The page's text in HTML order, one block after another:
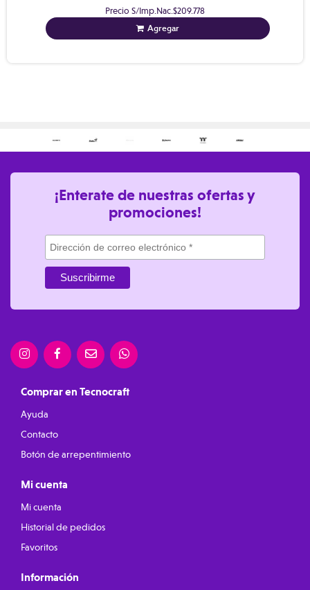
Precio S/Imp.Nac.$209.778
Agregar
¡Enterate de nuestras ofertas y
promociones!
Comprar en Tecnocraft
Ayuda
Contacto
Botón de arrepentimiento
Mi cuenta
Mi cuenta
Historial de pedidos
Favoritos
Información